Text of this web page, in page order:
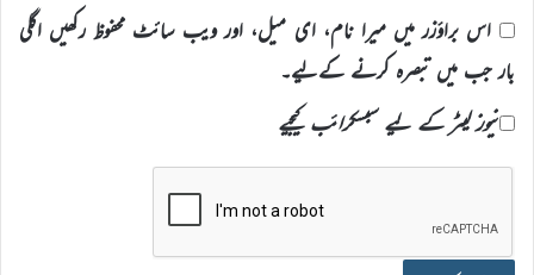
اس براؤزر میں میرا نام، ای میل، اور ویب سائٹ محفوظ رکھیں اگلی
بار جب میں تبصرہ کرنے کےلیے۔
نیوز لیٹر کے لیے سبسکرائب کیجیے